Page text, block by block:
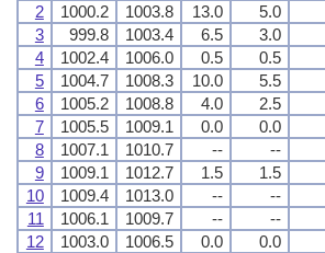
2
1000.2 1003.8 13.0 5.0
3
999.8 1003.4 6.5 3.0
4
1002.4 1006.0 0.5 0.5
5
1004.7 1008.3 10.0 5.5
6
1005.2 1008.8 4.0 2.5
7
1005.5 1009.1 0.0 0.0
8
1007.1 1010.7 -- --
9
1009.1 1012.7 1.5 1.5
10
1009.4 1013.0 -- --
11
1006.1 1009.7 -- --
12
1003.0 1006.5 0.0 0.0